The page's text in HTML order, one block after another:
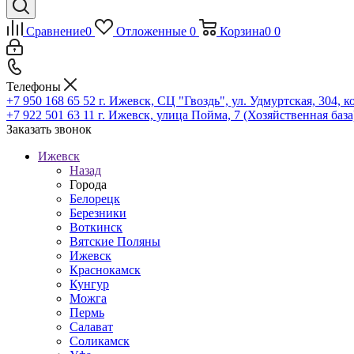
Сравнение0 Отложенные 0 Корзина0 0
Телефоны
+7 950 168 65 52 г. Ижевск, СЦ "Гвоздь", ул. Удмуртская, 304,
+7 922 501 63 11 г. Ижевск, улица Пойма, 7 (Хозяйственная
Заказать звонок
Ижевск
Назад
Города
Белорецк
Березники
Воткинск
Вятские Поляны
Ижевск
Краснокамск
Кунгур
Можга
Пермь
Салават
Соликамск